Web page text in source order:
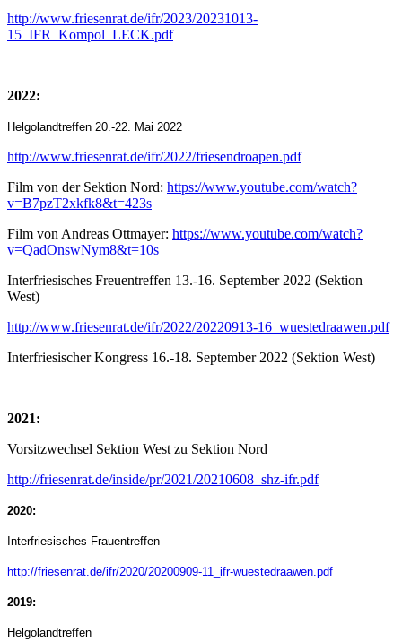
http://www.friesenrat.de/ifr/2023/20231013-
15_IFR_Kompol_LECK.pdf
2022:
Helgolandtreffen 20.-22. Mai 2022
http://www.friesenrat.de/ifr/2022/friesendroapen.pdf
Film von der Sektion Nord: https://www.youtube.com/watch?
v=B7pzT2xkfk8&t=423s
Film von Andreas Ottmayer: https://www.youtube.com/watch?
v=QadOnswNym8&t=10s
Interfriesisches Freuentreffen 13.-16. September 2022 (Sektion
West)
http://www.friesenrat.de/ifr/2022/20220913-16_wuestedraawen.pdf
Interfriesischer Kongress 16.-18. September 2022 (Sektion West)
2021:
Vorsitzwechsel Sektion West zu Sektion Nord
http://friesenrat.de/inside/pr/2021/20210608_shz-ifr.pdf
2020:
Interfriesisches Frauentreffen
http://friesenrat.de/ifr/2020/20200909-11_ifr-wuestedraawen.pdf
2019:
Helgolandtreffen